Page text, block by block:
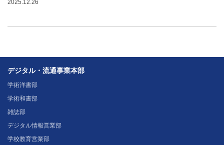
2025.12.26
デジタル・流通事業本部
学術洋書部
学術和書部
雑誌部
デジタル情報営業部
学校教育営業部